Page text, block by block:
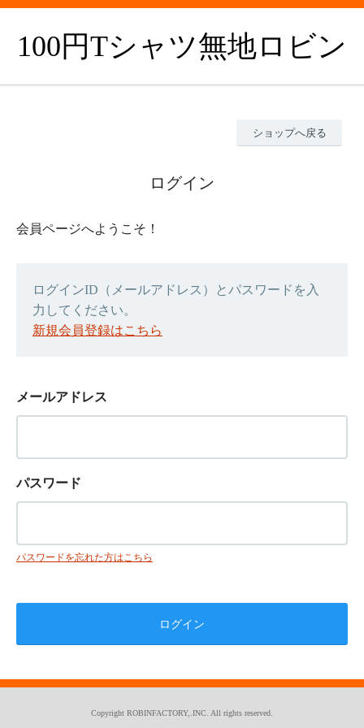
100円Tシャツ無地ロビン
ショップへ戻る
ログイン
会員ページへようこそ！
ログインID（メールアドレス）とパスワードを入
力してください。
新規会員登録はこちら
メールアドレス
パスワード
パスワードを忘れた方はこちら
Copyright ROBINFACTORY,.INC. All rights reserved.